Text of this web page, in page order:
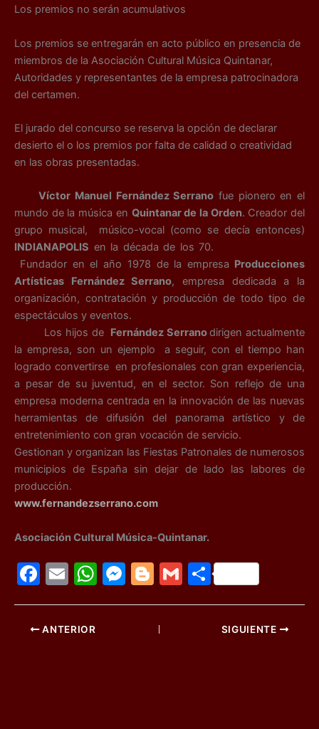
Los premios no serán acumulativos
Los premios se entregarán en acto público en presencia de
miembros de la Asociación Cultural Música Quintanar,
Autoridades y representantes de la empresa patrocinadora
del certamen.
El jurado del concurso se reserva la opción de declarar
desierto el o los premios por falta de calidad o creatividad
en las obras presentadas.
Víctor Manuel Fernández Serrano fue pionero en el
mundo de la música en Quintanar de la Orden. Creador del
grupo musical, músico-vocal (como se decía entonces)
INDIANAPOLIS en la década de los 70.
Fundador en el año 1978 de la empresa Producciones
Artísticas Fernández Serrano, empresa dedicada a la
organización, contratación y producción de todo tipo de
espectáculos y eventos.
Los hijos de Fernández Serranodirigen actualmente
la empresa, son un ejemplo a seguir, con el tiempo han
logrado convertirse en profesionales con gran experiencia,
a pesar de su juventud, en el sector. Son reflejo de una
empresa moderna centrada en la innovación de las nuevas
herramientas de difusión del panorama artístico y de
entretenimiento con gran vocación de servicio.
Gestionan y organizan las Fiestas Patronales de numerosos
municipios de España sin dejar de lado las labores de
producción.
www.fernandezserrano.com
Asociación Cultural Música-Quintanar.
F
c
e
E
ai
l
W M Bl
g
g
G C
m
p
ANTERIOR SIGUIENTE